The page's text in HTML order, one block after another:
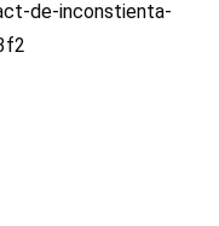
de-inconstienta-